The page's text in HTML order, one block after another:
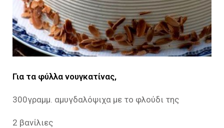
Για τα φύλλα νουγκατίνας,
300γραμμ. αμυγδαλόψιχα με το φλούδι της
2 βανίλιες